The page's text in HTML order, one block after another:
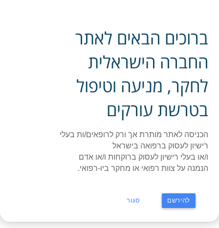
ההסתדרות הרפואית בישראל - החברה לחקר, מניעה
וטיפול בטרשת עורקים
ראשי » תעוד כנס או קורס »
Session 6: Key aspects in atherosclerosis
treatment
Session 6: Key aspects in
atherosclerosis treatment
תאריך: 19/12/2024
Chairpersons: Avishai Elis & Elena lzkhakov
ברוכים הבאים לאתר
החברה הישראלית
לחקר, מניעה וטיפול
בטרשת עורקים
הכניסה לאתר מותרת אך ורק לרופאים/ות בעלי
רישיון לעסוק ברפואה בישראל
ו/או בעלי רישיון לעסוק ברוקחות ו/או אדם
הנמנה על צוות רפואי או מחקר ביו-רפואי.
להירשם סגור